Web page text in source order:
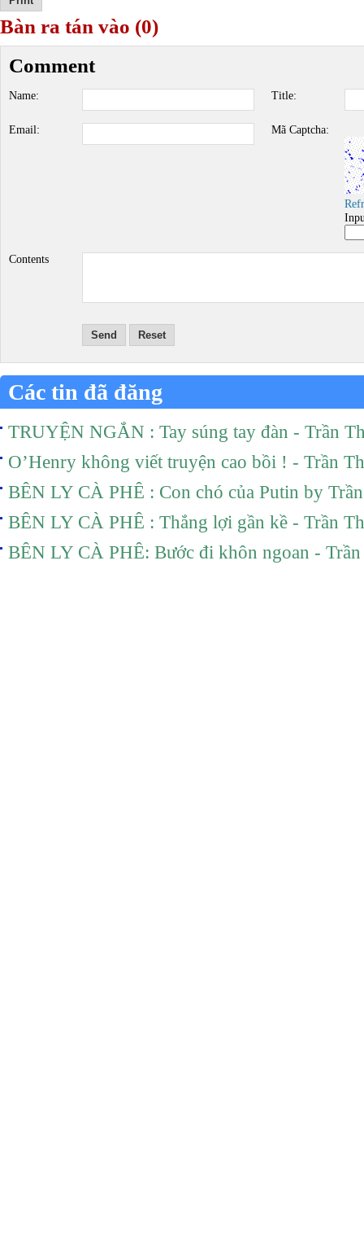
Bàn ra tán vào (0)
Comment
Name: Title:
Email: Mã Captcha:
Contents
Send Reset
Các tin đã đăng
TRUYỆN NGẮN : Tay súng tay đàn - Trần
O’Henry không viết truyện cao bồi ! - Trần
BÊN LY CÀ PHÊ : Con chó của Putin by
BÊN LY CÀ PHÊ : Thắng lợi gần kề - Trần
BÊN LY CÀ PHÊ: Bước đi khôn ngoan -